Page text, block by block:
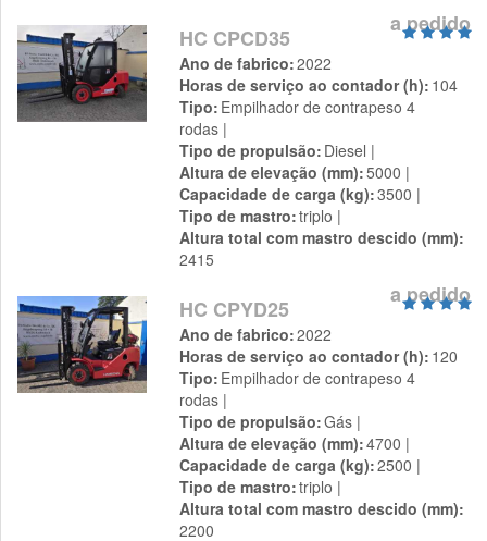
a pedido
HC CPCD35
Ano de fabrico 2022
Horas de serviço ao contador (h) 104
Tipo Empilhador de contrapeso 4
rodas
Tipo de propulsão Diesel
Altura de elevação (mm) 5000
Capacidade de carga (kg) 3500
Tipo de mastro triplo
Altura total com mastro descido (mm)
2415
a pedido
HC CPYD25
Ano de fabrico 2022
Horas de serviço ao contador (h) 120
Tipo Empilhador de contrapeso 4
rodas
Tipo de propulsão Gás
Altura de elevação (mm) 4700
Capacidade de carga (kg) 2500
Tipo de mastro triplo
Altura total com mastro descido (mm)
2200